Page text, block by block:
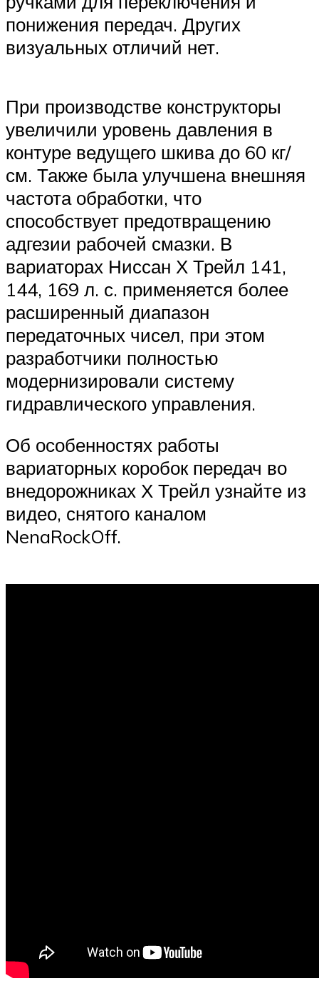
понижения передач. Других
визуальных отличий нет.
При производстве конструкторы
увеличили уровень давления в
контуре ведущего шкива до 60 кг/
см. Также была улучшена внешняя
частота обработки, что
способствует предотвращению
адгезии рабочей смазки. В
вариаторах Ниссан Х Трейл 141,
144, 169 л. с. применяется более
расширенный диапазон
передаточных чисел, при этом
разработчики полностью
модернизировали систему
гидравлического управления.
Об особенностях работы
вариаторных коробок передач во
внедорожниках Х Трейл узнайте из
видео, снятого каналом
NenaRockOff.